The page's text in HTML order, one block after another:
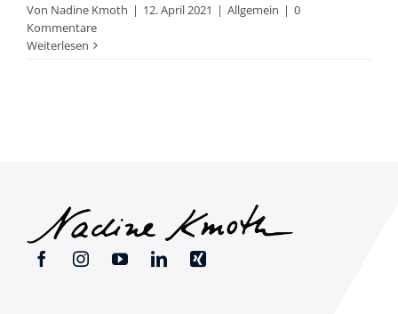
Von Nadine Kmoth | 12. April 2021 | Allgemein | 0
Kommentare
Weiterlesen